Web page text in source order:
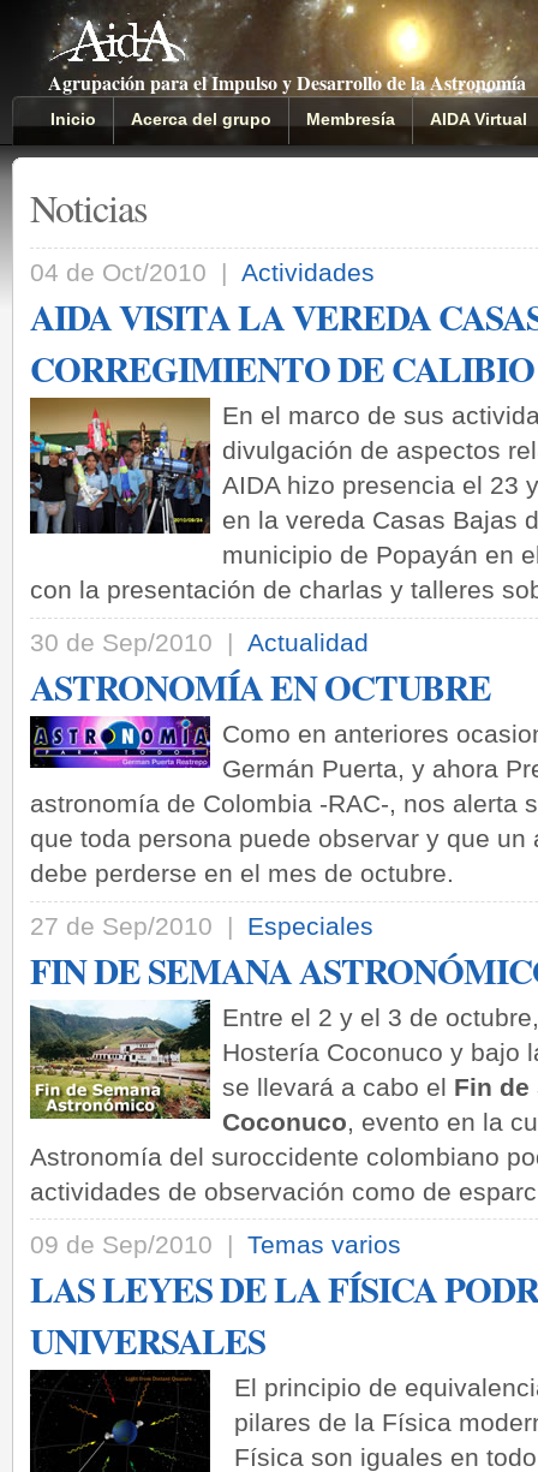
Agrupación para el Impulso y Desarrollo de la Astronomía
Inicio Acerca del grupo Membresía AIDA Virtual
Noticias
04 de Oct/2010 | Actividades
AIDA VISITA LA VEREDA
CORREGIMIENTO DE CALIBIO
En el marco de sus
divulgación de aspectos
AIDA hizo presencia el 23
en la vereda Casas Bajas
municipio de Popayán en
con la presentación de charlas y talleres
30 de Sep/2010 | Actualidad
ASTRONOMÍA EN OCTUBRE
Como en anteriores
Germán Puerta, y ahora
astronomía de Colombia -RAC-, nos alerta
que toda persona puede observar y que
debe perderse en el mes de octubre.
27 de Sep/2010 | Especiales
FIN DE SEMANA
Entre el 2 y el 3 de
Hostería Coconuco y bajo
se llevará a cabo el Fin de
Coconuco, evento en la
Astronomía del suroccidente colombiano
actividades de observación como de
09 de Sep/2010 | Temas varios
LAS LEYES DE LA FÍSICA
UNIVERSALES
El principio de
pilares de la Física
Física son iguales en